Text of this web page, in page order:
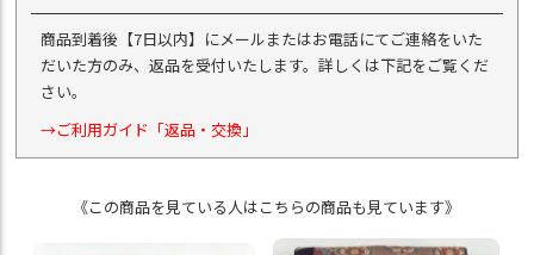
商品到着後【7日以内】にメールまたはお電話にてご連絡をいた
だいた方のみ、返品を受付いたします。詳しくは下記をご覧くだ
さい。
→ご利用ガイド「返品・交換」
《この商品を見ている人はこちらの商品も見ています》